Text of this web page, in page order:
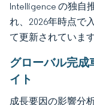
Intelligence の独自
れ、2026年時点で
て更新されています
グローバル完成
イト
成長要因の影響分